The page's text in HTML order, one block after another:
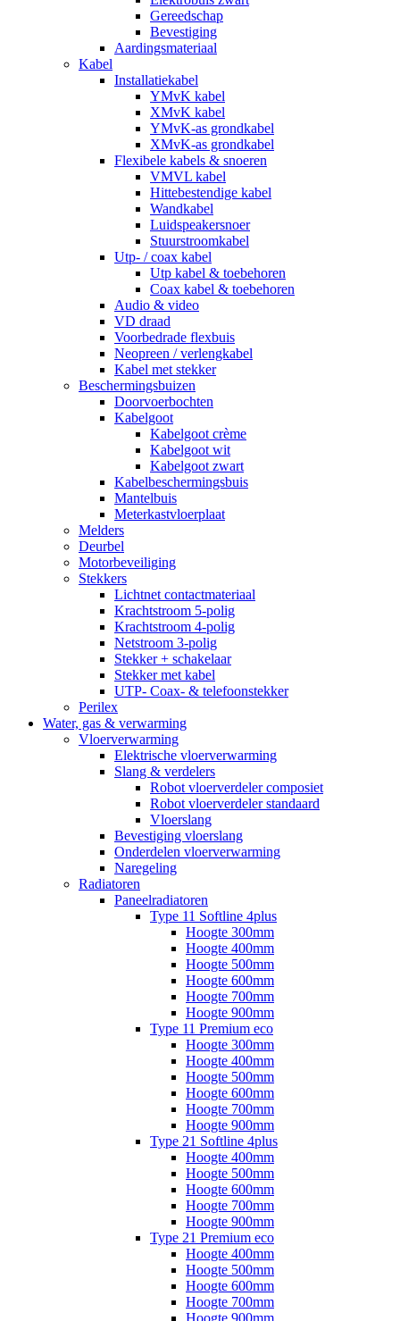
Gereedschap
Bevestiging
Aardingsmateriaal
Kabel
Installatiekabel
YMvK kabel
XMvK kabel
YMvK-as grondkabel
XMvK-as grondkabel
Flexibele kabels & snoeren
VMVL kabel
Hittebestendige kabel
Wandkabel
Luidspeakersnoer
Stuurstroomkabel
Utp- / coax kabel
Utp kabel & toebehoren
Coax kabel & toebehoren
Audio & video
VD draad
Voorbedrade flexbuis
Neopreen / verlengkabel
Kabel met stekker
Beschermingsbuizen
Doorvoerbochten
Kabelgoot
Kabelgoot crème
Kabelgoot wit
Kabelgoot zwart
Kabelbeschermingsbuis
Mantelbuis
Meterkastvloerplaat
Melders
Deurbel
Motorbeveiliging
Stekkers
Lichtnet contactmateriaal
Krachtstroom 5-polig
Krachtstroom 4-polig
Netstroom 3-polig
Stekker + schakelaar
Stekker met kabel
UTP- Coax- & telefoonstekker
Perilex
Water, gas & verwarming
Vloerverwarming
Elektrische vloerverwarming
Slang & verdelers
Robot vloerverdeler composiet
Robot vloerverdeler standaard
Vloerslang
Bevestiging vloerslang
Onderdelen vloerverwarming
Naregeling
Radiatoren
Paneelradiatoren
Type 11 Softline 4plus
Hoogte 300mm
Hoogte 400mm
Hoogte 500mm
Hoogte 600mm
Hoogte 700mm
Hoogte 900mm
Type 11 Premium eco
Hoogte 300mm
Hoogte 400mm
Hoogte 500mm
Hoogte 600mm
Hoogte 700mm
Hoogte 900mm
Type 21 Softline 4plus
Hoogte 400mm
Hoogte 500mm
Hoogte 600mm
Hoogte 700mm
Hoogte 900mm
Type 21 Premium eco
Hoogte 400mm
Hoogte 500mm
Hoogte 600mm
Hoogte 700mm
Hoogte 900mm